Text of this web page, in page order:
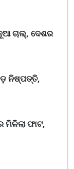
ଚାଲ୍, ଦେଶର
ନିଷ୍ପତ୍ତି,
ମିଳିଲା ଫାଟ,